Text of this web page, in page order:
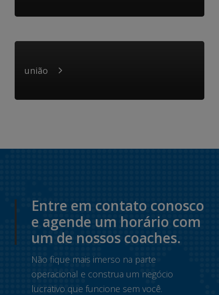
união
Entre em contato conosco
e agende um horário com
um de nossos coaches.
Não fique mais imerso na parte
operacional e construa um negócio
lucrativo que funcione sem você.